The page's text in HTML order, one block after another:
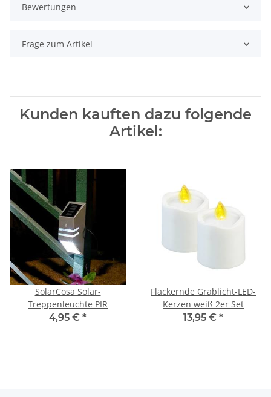
Bewertungen
Frage zum Artikel
Kunden kauften dazu folgende
Artikel:
SolarCosa Solar-
Treppenleuchte PIR
4,95 € *
Flackernde Grablicht-LED-
Kerzen weiß 2er Set
13,95 € *